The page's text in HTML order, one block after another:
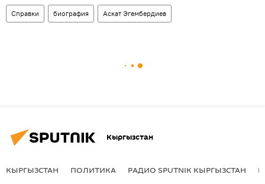
Справки биография Аскат Эгембердиев
Кыргызстан
КЫРГЫЗСТАН ПОЛИТИКА РАДИО SPUTNIK КЫРГЫЗСТАН